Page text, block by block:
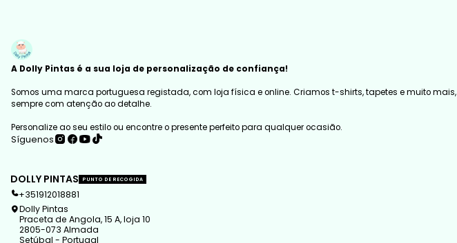
A Dolly Pintas é a sua loja de personalização de confiança!
Somos uma marca portuguesa registada, com loja física e online. Criamos t-shirts, tapetes e muito mais,
sempre com atenção ao detalhe.
Personalize ao seu estilo ou encontre o presente perfeito para qualquer ocasião.
Síguenos
DOLLY PINTAS PUNTO DE RECOGIDA
+351912018881
Dolly Pintas
Praceta de Angola, 15 A, loja 10
2805-073 Almada
Setúbal - Portugal